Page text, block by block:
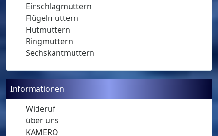
Einschlagmuttern
Flügelmuttern
Hutmuttern
Ringmuttern
Sechskantmuttern
Informationen
Wideruf
über uns
KAMERO